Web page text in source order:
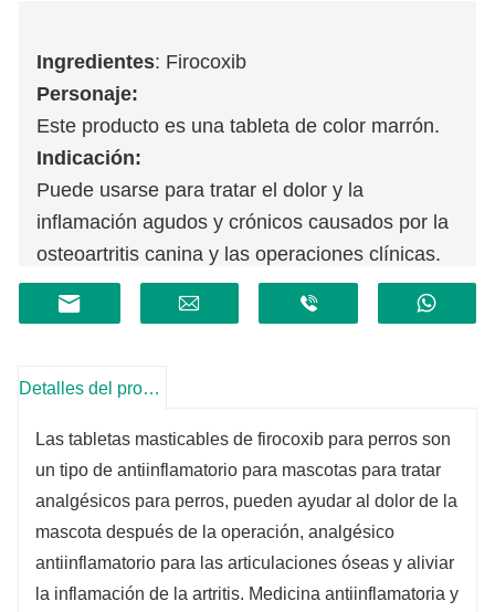
Ingredientes: Firocoxib
Personaje:
Este producto es una tableta de color marrón.
Indicación:
Puede usarse para tratar el dolor y la
inflamación agudos y crónicos causados ​​por la
osteoartritis canina y las operaciones clínicas.
Detalles del producto
Las tabletas masticables de firocoxib para perros son
un tipo de antiinflamatorio para mascotas para tratar
analgésicos para perros, pueden ayudar al dolor de la
mascota después de la operación, analgésico
antiinflamatorio para las articulaciones óseas y aliviar
la inflamación de la artritis. Medicina antiinflamatoria y